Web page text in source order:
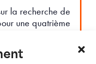
la recherche de
une quatrième
Globe et à plus
Route du Rhum
et The Ocean